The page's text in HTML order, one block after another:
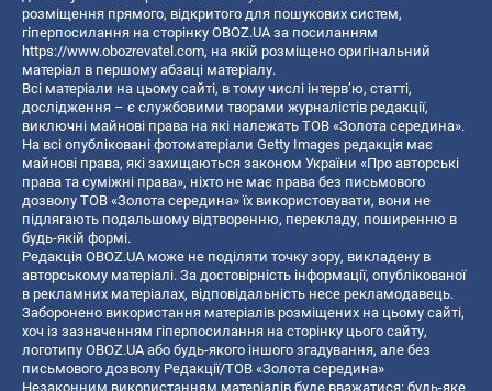
розміщення прямого, відкритого для пошукових систем,
гіперпосилання на сторінку OBOZ.UA за посиланням
https://www.obozrevatel.com, на якій розміщено оригінальний
матеріал в першому абзаці матеріалу.
Всі матеріали на цьому сайті, в тому числі інтерв’ю, статті,
дослідження – є службовими творами журналістів редакції,
виключні майнові права на які належать ТОВ «Золота середина».
На всі опубліковані фотоматеріали Getty Images редакція має
майнові права, які захищаються законом України «Про авторські
права та суміжні права», ніхто не має права без письмового
дозволу ТОВ «Золота середина» їх використовувати, вони не
підлягають подальшому відтворенню, перекладу, поширенню в
будь-якій формі.
Редакція OBOZ.UA може не поділяти точку зору, викладену в
авторському матеріалі. За достовірність інформації, опублікованої
в рекламних матеріалах, відповідальність несе рекламодавець.
Заборонено використання матеріалів розміщених на цьому сайті,
хоч із зазначенням гіперпосилання на сторінку цього сайту,
логотипу OBOZ.UA або будь-якого іншого згадування, але без
письмового дозволу Редакції/ТОВ «Золота середина»
Незаконним використанням матеріалів буде вважатися: будь-яке